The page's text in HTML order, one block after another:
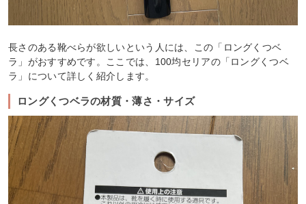
長さのある靴べらが欲しいという人には、この「ロングくつベ
ラ」がおすすめです。ここでは、100均セリアの「ロングくつベ
ラ」について詳しく紹介します。
ロングくつベラの材質・薄さ・サイズ